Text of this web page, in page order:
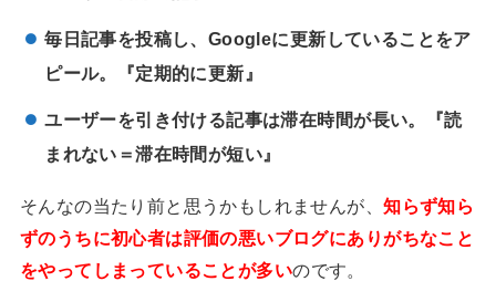
毎日記事を投稿し、Googleに更新していることをア
ピール。『定期的に更新』
ユーザーを引き付ける記事は滞在時間が長い。『読
まれない＝滞在時間が短い』
そんなの当たり前と思うかもしれませんが、知らず知ら
ずのうちに初心者は評価の悪いブログにありがちなこと
をやってしまっていることが多いのです。